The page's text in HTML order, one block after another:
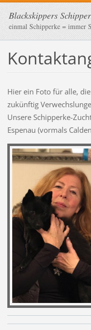
Blackskippers
einmal Schipperke = immer
Hier ein Foto für alle,
zukünftig
Unsere Schipperke-
Espenau (vormals